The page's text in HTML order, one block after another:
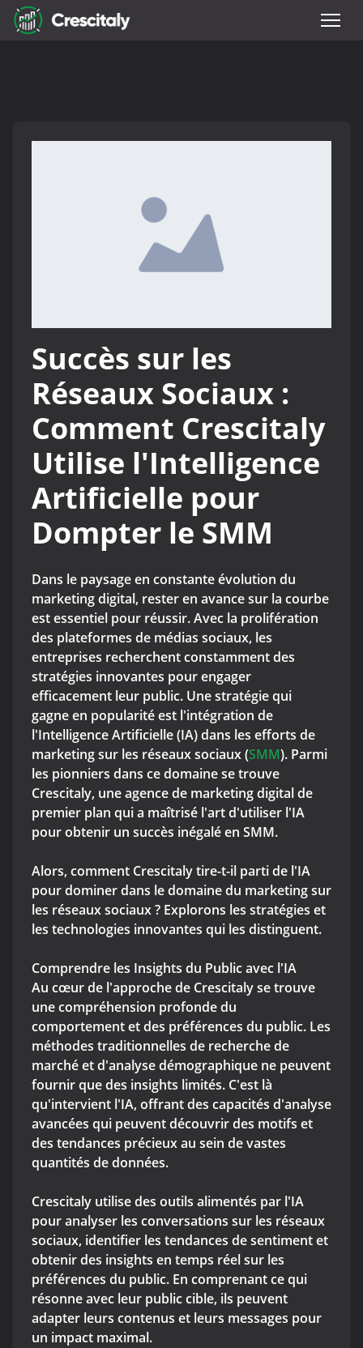
Succès sur les
Réseaux Sociaux :
Comment Crescitaly
Utilise l'Intelligence
Artificielle pour
Dompter le SMM
Dans le paysage en constante évolution du
marketing digital, rester en avance sur la courbe
est essentiel pour réussir. Avec la prolifération
des plateformes de médias sociaux, les
entreprises recherchent constamment des
stratégies innovantes pour engager
efficacement leur public. Une stratégie qui
gagne en popularité est l'intégration de
l'Intelligence Artificielle (IA) dans les efforts de
marketing sur les réseaux sociaux (SMM). Parmi
les pionniers dans ce domaine se trouve
Crescitaly, une agence de marketing digital de
premier plan qui a maîtrisé l'art d'utiliser l'IA
pour obtenir un succès inégalé en SMM.
Alors, comment Crescitaly tire-t-il parti de l'IA
pour dominer dans le domaine du marketing sur
les réseaux sociaux ? Explorons les stratégies et
les technologies innovantes qui les distinguent.
Comprendre les Insights du Public avec l'IA
Au cœur de l'approche de Crescitaly se trouve
une compréhension profonde du
comportement et des préférences du public. Les
méthodes traditionnelles de recherche de
marché et d'analyse démographique ne peuvent
fournir que des insights limités. C'est là
qu'intervient l'IA, offrant des capacités d'analyse
avancées qui peuvent découvrir des motifs et
des tendances précieux au sein de vastes
quantités de données.
Crescitaly utilise des outils alimentés par l'IA
pour analyser les conversations sur les réseaux
sociaux, identifier les tendances de sentiment et
obtenir des insights en temps réel sur les
préférences du public. En comprenant ce qui
résonne avec leur public cible, ils peuvent
adapter leurs contenus et leurs messages pour
un impact maximal.